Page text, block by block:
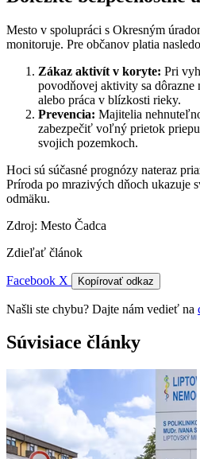
Mesto v spolupráci s Okresným
monitoruje. Pre občanov platia
Zákaz aktivít v koryte: Pri
povodňovej aktivity sa
alebo práca v blízkosti rieky.
Prevencia: Majitelia
zabezpečiť voľný prietok
svojich pozemkoch.
Hoci sú súčasné prognózy nateraz
Príroda po mrazivých dňoch ukazuje
odmäku.
Zdroj: Mesto Čadca
Zdieľať článok
Facebook X Kopírovať odkaz
Našli ste chybu? Dajte nám vedieť na
Súvisiace články